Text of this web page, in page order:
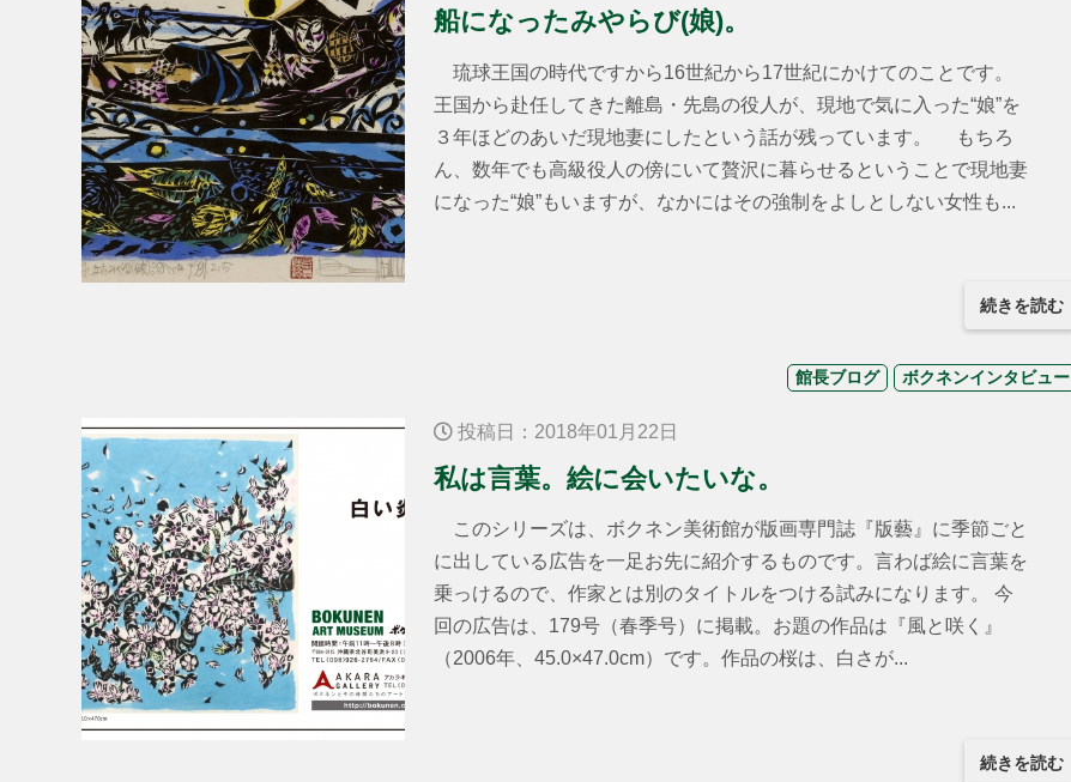
船になったみやらび(娘)。
琉球王国の時代ですから16世紀から17世紀にかけてのことです。
王国から赴任してきた離島・先島の役人が、現地で気に入った“娘”を
３年ほどのあいだ現地妻にしたという話が残っています。 もちろ
ん、数年でも高級役人の傍にいて贅沢に暮らせるということで現地妻
になった“娘”もいますが、なかにはその強制をよしとしない女性も...
続きを読む
館長ブログ ボクネンインタビュー
投稿日：2018年01月22日
私は言葉。絵に会いたいな。
このシリーズは、ボクネン美術館が版画専門誌『版藝』に季節ごと
に出している広告を一足お先に紹介するものです。言わば絵に言葉を
乗っけるので、作家とは別のタイトルをつける試みになります。 今
回の広告は、179号（春季号）に掲載。お題の作品は『風と咲く』
（2006年、45.0×47.0cm）です。作品の桜は、白さが...
続きを読む